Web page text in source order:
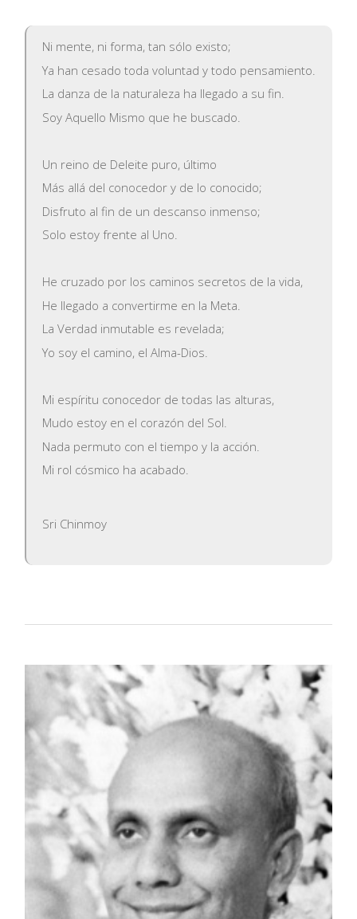
Ni mente, ni forma, tan sólo existo;
Ya han cesado toda voluntad y todo pensamiento.
La danza de la naturaleza ha llegado a su fin.
Soy Aquello Mismo que he buscado.
Un reino de Deleite puro, último
Más allá del conocedor y de lo conocido;
Disfruto al fin de un descanso inmenso;
Solo estoy frente al Uno.
He cruzado por los caminos secretos de la vida,
He llegado a convertirme en la Meta.
La Verdad inmutable es revelada;
Yo soy el camino, el Alma-Dios.
Mi espíritu conocedor de todas las alturas,
Mudo estoy en el corazón del Sol.
Nada permuto con el tiempo y la acción.
Mi rol cósmico ha acabado.
Sri Chinmoy